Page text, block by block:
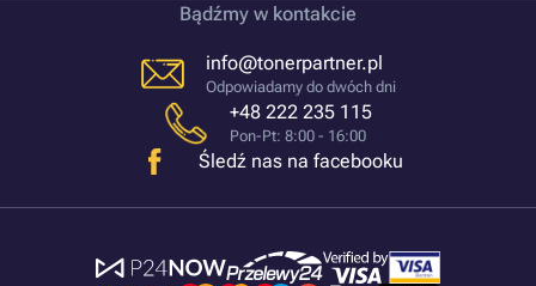
Bądźmy w kontakcie
info@tonerpartner.pl
Odpowiadamy do dwóch dni
+48 222 235 115
Pon-Pt: 8:00 - 16:00
Śledź nas na facebooku